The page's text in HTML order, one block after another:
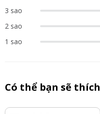
3 sao
2 sao
1 sao
Có thể bạn sẽ thích